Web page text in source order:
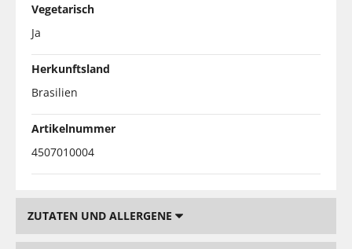
Vegetarisch
Ja
Herkunftsland
Brasilien
Artikelnummer
4507010004
ZUTATEN UND ALLERGENE